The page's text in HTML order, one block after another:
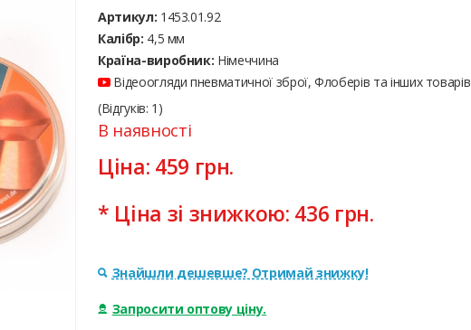
Артикул: 1453.01.92
Калібр: 4,5 мм
Країна-виробник: Німеччина
Відеоогляди пневматичної зброї, Флоберів та інших товарів
(Відгуків: 1)
В наявності
Ціна: 459 грн.
* Ціна зі знижкою: 436 грн.
Знайшли дешевше? Отримай знижку!
Запросити оптову ціну.